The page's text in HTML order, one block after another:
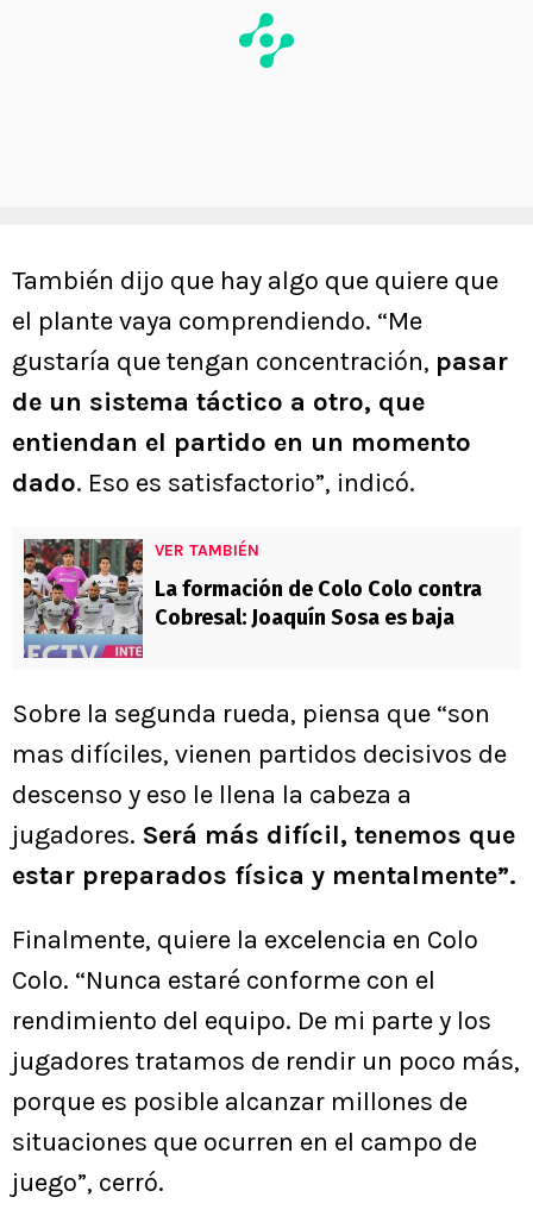
También dijo que hay algo que quiere que
el plante vaya comprendiendo. “Me
gustaría que tengan concentración, pasar
de un sistema táctico a otro, que
entiendan el partido en un momento
dado. Eso es satisfactorio”, indicó.
VER TAMBIÉN
La formación de Colo Colo contra
Cobresal: Joaquín Sosa es baja
Sobre la segunda rueda, piensa que “son
mas difíciles, vienen partidos decisivos de
descenso y eso le llena la cabeza a
jugadores. Será más difícil, tenemos que
estar preparados física y mentalmente”.
Finalmente, quiere la excelencia en Colo
Colo. “Nunca estaré conforme con el
rendimiento del equipo. De mi parte y los
jugadores tratamos de rendir un poco más,
porque es posible alcanzar millones de
situaciones que ocurren en el campo de
juego”, cerró.